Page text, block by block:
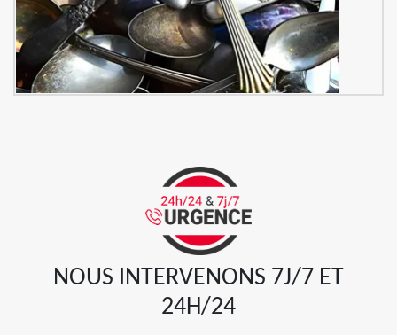
NOUS INTERVENONS 7J/7 ET
24H/24